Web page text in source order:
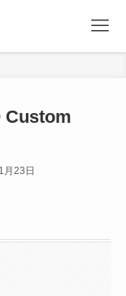
Custom
月23日